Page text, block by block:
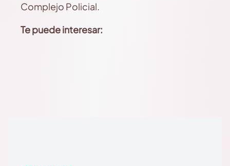
Complejo Policial.
Te puede interesar: